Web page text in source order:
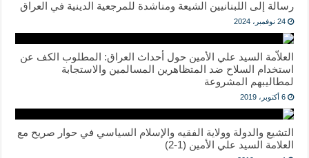
رسالة إلى اللبنانيين الشيعة ومناشدة للمرجعية الدينية في العراق
24 نوفمبر، 2024
العلاّمة السيد علي الأمين حول أحداث العراق: المطلوب الكف عن
استخدام السلاح ضد المتظاهرين المسالمين والاستجابة
لمطاليبهم المشروعة
6 أكتوبر، 2019
التشيع والدولة وولاية الفقيه والإسلام السياسي في حوار صريح مع
العلامة السيد علي الأمين (1-2)